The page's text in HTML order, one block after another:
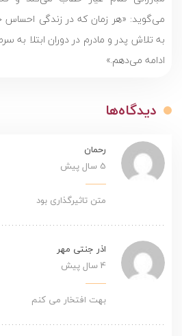
می‌گوید: «هر زمان که در زندگی
به تلاش پدر و مادرم در دوران ابتلا به
ادامه می‌دهم.»
دیدگاه‌ها
رحمان
5 سال پیش
متن تاثیرگذاری بود
اذر جنتی مهر
4 سال پیش
بهت افتخار می کنم